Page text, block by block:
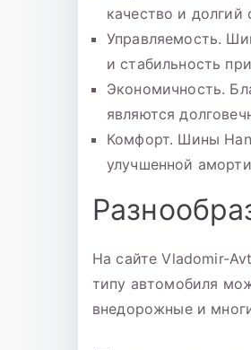
качество и долгий
Управляемость.
и стабильность
Экономичность.
являются
Комфорт. Шины
улучшенной
На сайте Vladomir-
типу автомобиля
внедорожные и